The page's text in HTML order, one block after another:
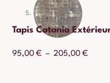
Tapis Catania
95,00 € – 205,00 €